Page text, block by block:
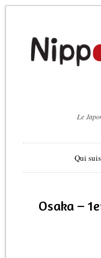
Le
Qui
Osaka –